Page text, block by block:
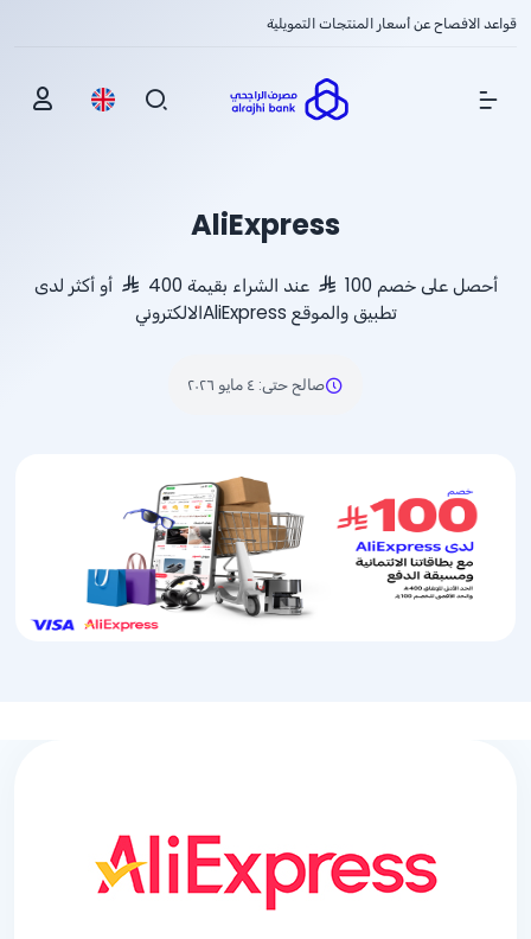
قواعد الافصاح عن أسعار المنتجات التمويلية
Show Menu
AliExpress
أحصل على خصم 100 عند الشراء بقيمة 400
أو أكثر لدى
تطبيق والموقع AliExpressالالكتروني
صالح حتى: ٤ مايو ٢٠٢٦